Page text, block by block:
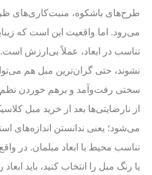
طرح‌های باشکوه، منبت‌کاری‌های
می‌رود. اما واقعیت این است که
تناسب در ابعاد، عملاً بی‌ارزش است.
نشوند، حتی گران‌ترین مبل هم
سختی رفت‌وآمد و برهم خوردن نظم
از نارضایتی‌ها بعد از خرید مبل
می‌شود؛ یعنی ندانستن اندازه‌های
تناسب محیط با ابعاد مبلمان. در
یا رنگ مبل را انتخاب کنید، باید